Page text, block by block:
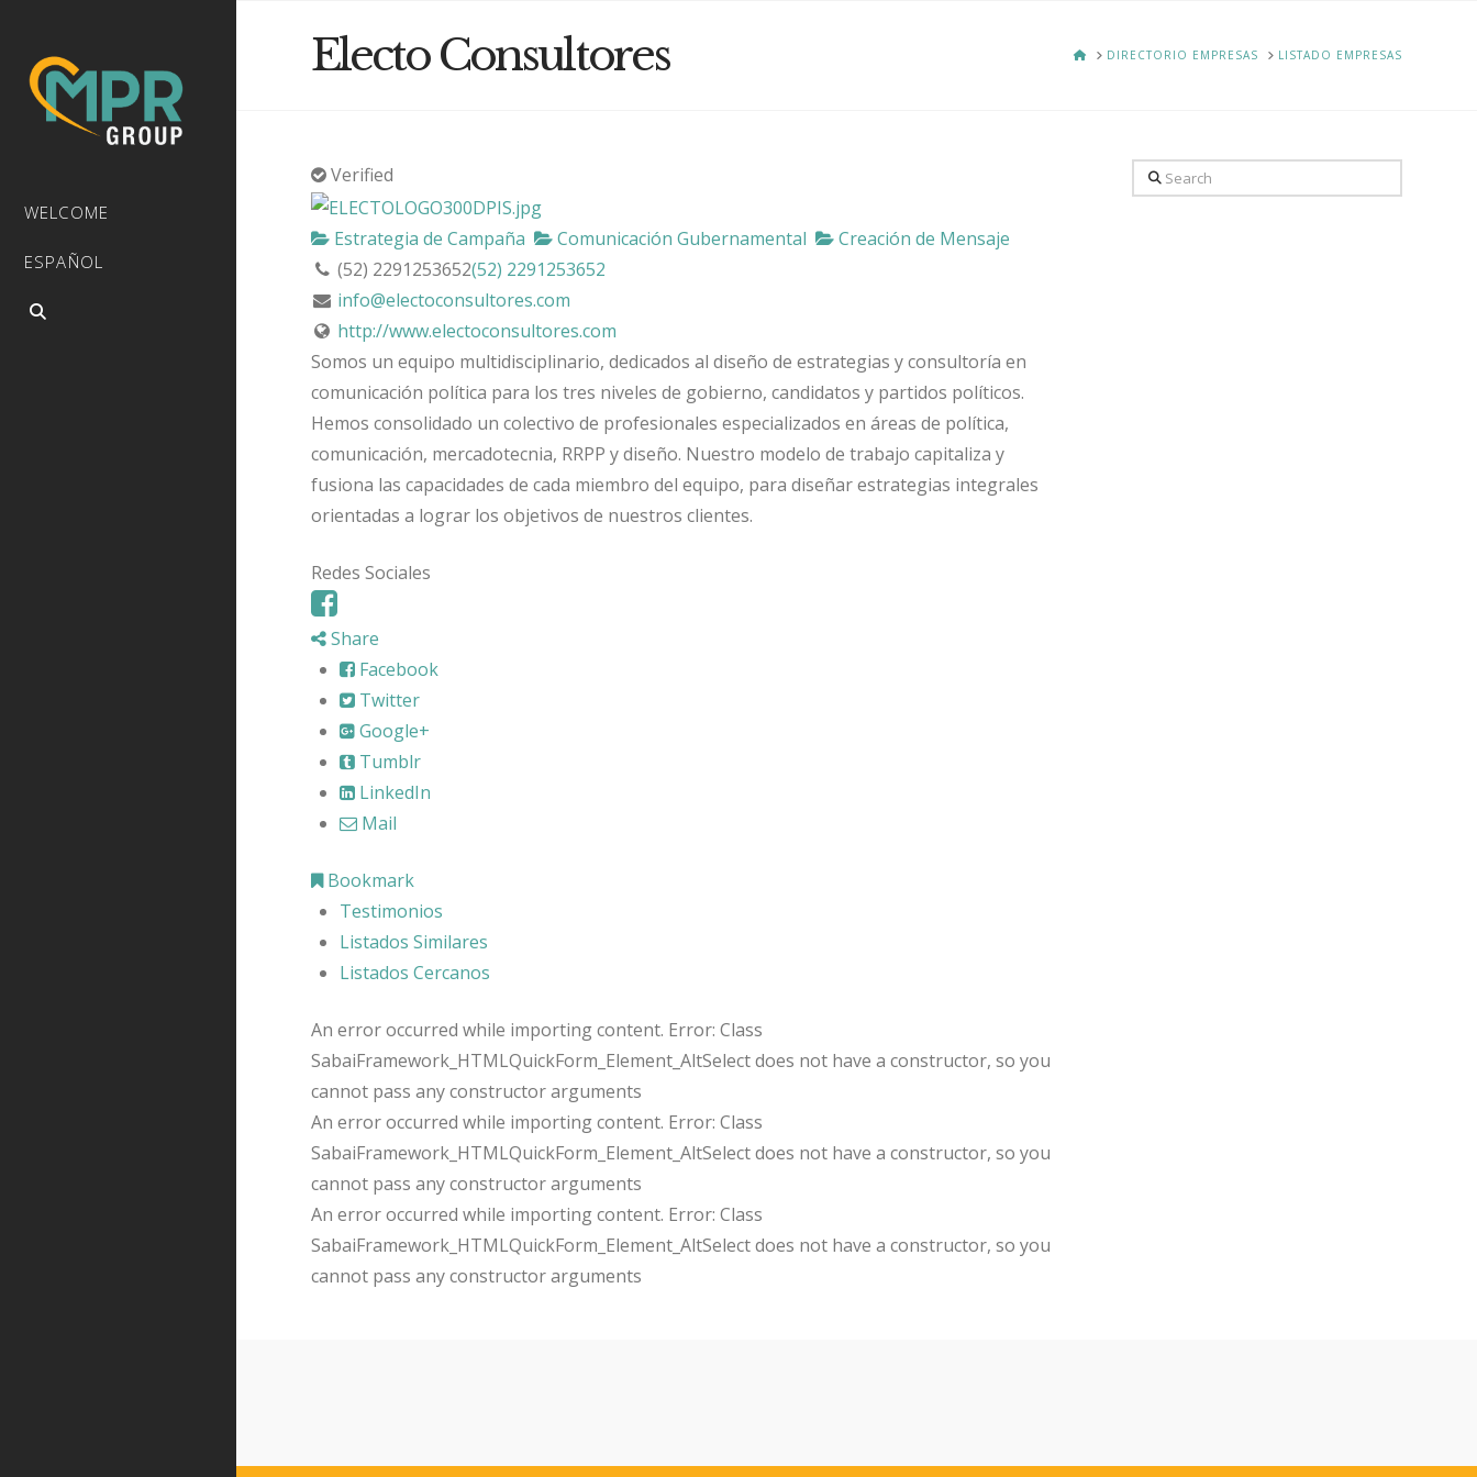
WELCOME
ESPAÑOL
Electo Consultores HOMEDIRECTORIO EMPRESAS LISTADO EMPRESAS
Verified
Estrategia de Campaña Comunicación Gubernamental
Creación de Mensaje
(52) 2291253652(52) 2291253652
info@electoconsultores.com
http://www.electoconsultores.com
Somos un equipo multidisciplinario, dedicados al diseño de estrategias y consultoría en
comunicación política para los tres niveles de gobierno, candidatos y partidos políticos.
Hemos consolidado un colectivo de profesionales especializados en áreas de política,
comunicación, mercadotecnia, RRPP y diseño. Nuestro modelo de trabajo capitaliza y
fusiona las capacidades de cada miembro del equipo, para diseñar estrategias integrales
orientadas a lograr los objetivos de nuestros clientes.
Redes Sociales
Share
Facebook
Twitter
Google+
Tumblr
LinkedIn
Mail
Bookmark
Testimonios
Listados Similares
Listados Cercanos
An error occurred while importing content. Error: Class
SabaiFramework_HTMLQuickForm_Element_AltSelect does not have a constructor, so you
cannot pass any constructor arguments
An error occurred while importing content. Error: Class
SabaiFramework_HTMLQuickForm_Element_AltSelect does not have a constructor, so you
cannot pass any constructor arguments
An error occurred while importing content. Error: Class
SabaiFramework_HTMLQuickForm_Element_AltSelect does not have a constructor, so you
cannot pass any constructor arguments
Search